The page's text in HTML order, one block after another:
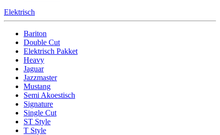
Elektrisch
Bariton
Double Cut
Elektrisch Pakket
Heavy
Jaguar
Jazzmaster
Mustang
Semi Akoestisch
Signature
Single Cut
ST Style
T Style